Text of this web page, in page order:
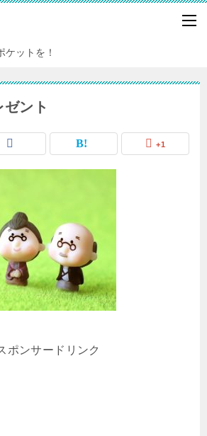
ケットを！
ント
+1
ポンサードリンク